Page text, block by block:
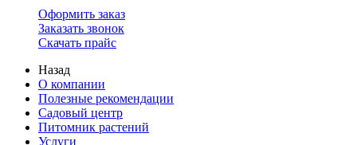
Оформить заказ
Заказать звонок
Скачать прайс
Назад
О компании
Полезные рекомендации
Садовый центр
Питомник растений
Услуги